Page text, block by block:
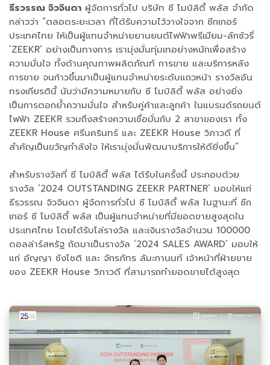
ธีรวรรณ จิวจินดา ผู้จัดการทั่วไป บริษัท ซี โมบิลิตี้ พลัส จำกัด
กล่าวว่า “ตลอดระยะเวลา ที่ได้รับความไว้วางใจจาก ซีกเกอร์
ประเทศไทย ให้เป็นผู้แทนจำหน่ายยานยนต์ไฟฟ้าพรีเมียม-ลักชัวรี่
‘ZEEKR’ อย่างเป็นทางการ เรามุ่งมั่นทุ่มเทอย่างหนักเพื่อสร้าง
ความมั่นใจ ทั้งด้านคุณภาพผลิตภัณฑ์ การขาย และบริการหลัง
การขาย จนก้าวขึ้นมาเป็นผู้แทนจำหน่ายระดับแถวหน้า รางวัลอัน
ทรงเกียรตินี้ นับว่ามีความหมายกับ ซี โมบิลิตี้ พลัส อย่างยิ่ง
เป็นการตอกย้ำความมั่นใจ สำหรับคู่ค้าและลูกค้า ในแบรนด์รถยนต์
ไฟฟ้า ZEEKR รวมถึงสร้างความเชื่อมั่นกับ 2 สาขาของเรา ทั้ง
ZEEKR House ศรีนครินทร์ และ ZEEKR House วิภาวดี ที่
สำคัญเป็นขวัญกำลังใจ ให้เรามุ่งมั่นพัฒนาบริการให้ดียิ่งขึ้น”
สำหรับรางวัลที่ ซี โมบิลิตี้ พลัส ได้รับในครั้งนี้ ประกอบด้วย
รางวัล ‘2024 OUTSTANDING ZEEKR PARTNER’ มอบให้แก่
ธีรวรรณ จิวจินดา ผู้จัดการทั่วไป ซี โมบิลิตี้ พลัส ในฐานะที่ ซีก
เกอร์ ซี โมบิลิตี้ พลัส เป็นผู้แทนจำหน่ายที่มียอดขายสูงสุดใน
ประเทศไทย โดยได้รับโล่รางวัล และเงินรางวัลจำนวน 100000
ดอลล่าร์สหรัฐ ถัดมาเป็นรางวัล ‘2024 SALES AWARD’ มอบให้
แก่ อัญญา ชังโชติ และ จักรภัทร ลัมะกานนท์ เจ้าหน้าที่ฝ่ายขาย
ของ ZEEKR House วิภาวดี ที่สามารถทำยอดขายได้สูงสุด